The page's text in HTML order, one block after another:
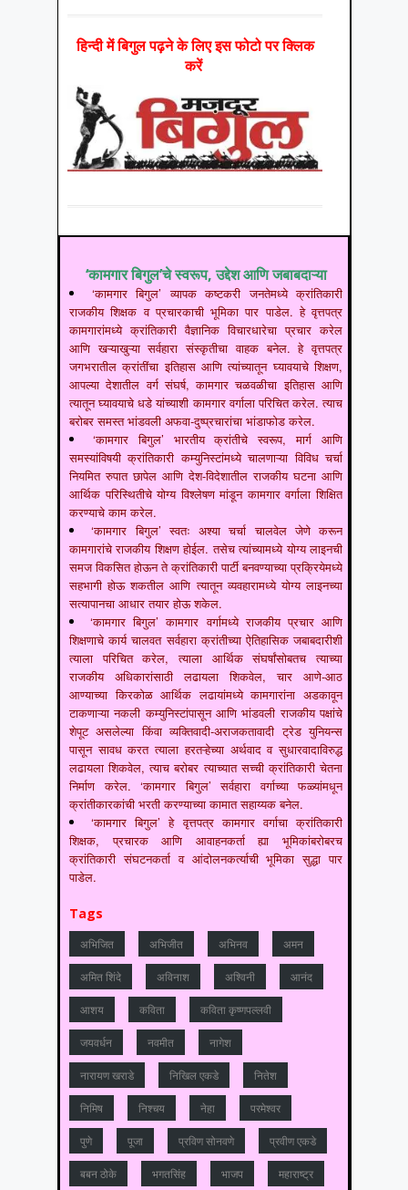
हिन्‍दी में बिगुल पढ़ने के लिए इस फोटो पर क्लिक
करें
‘कामगार बिगुल’चे स्वरूप, उद्देश आणि जबाबदाऱ्या
‘कामगार बिगुल’ व्यापक कष्टकरी जनतेमध्ये क्रांतिकारी
राजकीय शिक्षक व प्रचारकाची भूमिका पार पाडेल. हे वृत्तपत्र
कामगारांमध्ये क्रांतिकारी वैज्ञानिक विचारधारेचा प्रचार करेल
आणि खऱ्याखुऱ्या सर्वहारा संस्कृतीचा वाहक बनेल. हे वृत्तपत्र
जगभरातील क्रांतींचा इतिहास आणि त्यांच्यातून घ्यावयाचे शिक्षण,
आपल्या देशातील वर्ग संघर्ष, कामगार चळवळीचा इतिहास आणि
त्यातून घ्यावयाचे धडे यांच्याशी कामगार वर्गाला परिचित करेल. त्याच
बरोबर समस्त भांडवली अफवा-दुष्प्रचारांचा भांडाफोड करेल.
‘कामगार बिगुल’ भारतीय क्रांतीचे स्वरूप, मार्ग आणि
समस्यांविषयी क्रांतिकारी कम्युनिस्टांमध्ये चालणाऱ्या विविध चर्चा
नियमित रुपात छापेल आणि देश-विदेशातील राजकीय घटना आणि
आर्थिक परिस्थितीचे योग्य विश्लेषण मांडून कामगार वर्गाला शिक्षित
करण्याचे काम करेल.
‘कामगार बिगुल’ स्वतः अश्या चर्चा चालवेल जेणे करून
कामगारांचे राजकीय शिक्षण होईल. तसेच त्यांच्यामध्ये योग्य लाइनची
समज विकसित होऊन ते क्रांतिकारी पार्टी बनवण्याच्या प्रक्रियेमध्ये
सहभागी होऊ शकतील आणि त्यातून व्यवहारामध्ये योग्य लाइनच्या
सत्यापानचा आधार तयार होऊ शकेल.
‘कामगार बिगुल’ कामगार वर्गामध्ये राजकीय प्रचार आणि
शिक्षणाचे कार्य चालवत सर्वहारा क्रांतीच्या ऐतिहासिक जबाबदारीशी
त्याला परिचित करेल, त्याला आर्थिक संघर्षांसोबतच त्याच्या
राजकीय अधिकारांसाठी लढायला शिकवेल, चार आणे-आठ
आण्याच्या किरकोळ आर्थिक लढायांमध्ये कामगारांना अडकावून
टाकणाऱ्या नकली कम्युनिस्टांपासून आणि भांडवली राजकीय पक्षांचे
शेपूट असलेल्या किंवा व्यक्तिवादी-अराजकतावादी ट्रेड युनियन्स
पासून सावध करत त्याला हरतऱ्हेच्या अर्थवाद व सुधारवादाविरुद्ध
लढायला शिकवेल, त्याच बरोबर त्याच्यात सच्ची क्रांतिकारी चेतना
निर्माण करेल. ‘कामगार बिगुल’ सर्वहारा वर्गाच्या फळ्यांमधून
क्रांतीकारकांची भरती करण्याच्या कामात सहाय्यक बनेल.
‘कामगार बिगुल’ हे वृत्तपत्र कामगार वर्गाचा क्रांतिकारी
शिक्षक, प्रचारक आणि आवाहनकर्ता ह्या भूमिकांबरोबरच
क्रांतिकारी संघटनकर्ता व आंदोलनकर्त्याची भूमिका सुद्धा पार
पाडेल.
Tags
अभिजित अभिजीत अभिनव अमन
अमित शिंदे अविनाश अश्विनी आनंद
आशय कविता कविता कृष्णपल्लवी
जयवर्धन नवमीत नागेश
नारायण खराडे निखिल एकडे नितेश
निमिष निश्चय नेहा परमेश्वर
पुणे पूजा प्रविण सोनवणे प्रवीण एकडे
बबन ठोके भगतसिंह भाजप महाराष्‍ट्र